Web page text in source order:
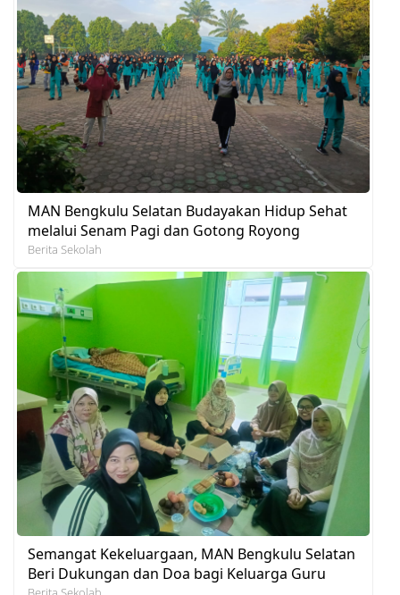
MAN Bengkulu Selatan Budayakan Hidup Sehat
melalui Senam Pagi dan Gotong Royong
Berita Sekolah
Semangat Kekeluargaan, MAN Bengkulu Selatan
Beri Dukungan dan Doa bagi Keluarga Guru